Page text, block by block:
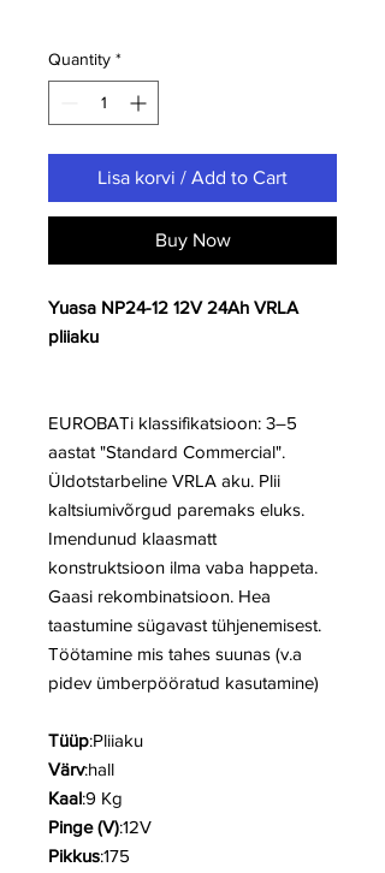
Quantity *
Lisa korvi / Add to Cart
Buy Now
Yuasa NP24-12 12V 24Ah VRLA
pliiaku
EUROBATi klassifikatsioon: 3–5
aastat "Standard Commercial".
Üldotstarbeline VRLA aku. Plii
kaltsiumivõrgud paremaks eluks.
Imendunud klaasmatt
konstruktsioon ilma vaba happeta.
Gaasi rekombinatsioon. Hea
taastumine sügavast tühjenemisest.
Töötamine mis tahes suunas (v.a
pidev ümberpööratud kasutamine)
Tüüp:Pliiaku
Värv:hall
Kaal:9 Kg
Pinge (V):12V
Pikkus:175